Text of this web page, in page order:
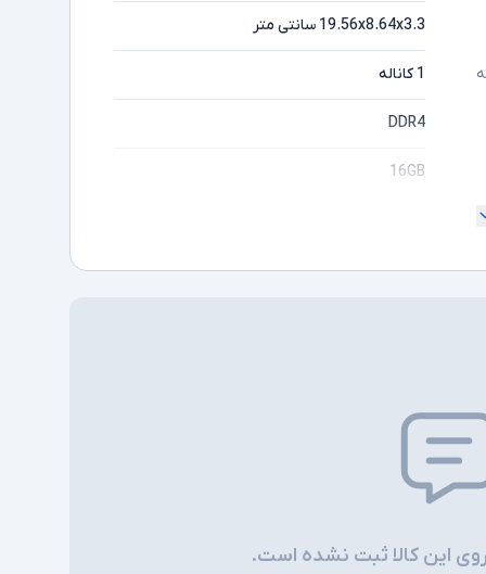
19.56x8.64x3.3 سانتی متر
1 کاناله
DDR4
16GB
این کالا ثبت نشده است.